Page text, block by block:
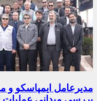
مدیرعامل ایمپاسکو و